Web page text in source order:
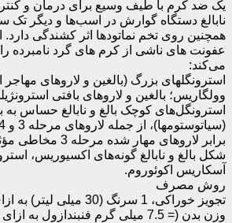
یک ضد کرم با طیف وسیع برای درمان و
نابالغ دستگاه گوارش در اسب‌ها و دیگر تک
همچنین روی تخم نماتودها اثر کشندگی دارد.
عفونت های ناشی از کرم های گرد نامبرده
می‌کند:
استرونگلهای بزرگ (بالغین و لاروهای
وولگاریس؛ بالغین و لاروهای بافتی
استرونگل‌های کوچک بالغ و نابالغ حساس به
برابر لاروهای مهار شده مرحله 3 مخاطی مؤثر است.
شکل بالغ و نابالغ گونه‌های اکسیوریس،
آسکاریس اکوئوروم.
روش مصرف
وزن بدن (= 7.5 میلی گرم فنبندازول به ازای هر کیلوگرم وزن بدن)